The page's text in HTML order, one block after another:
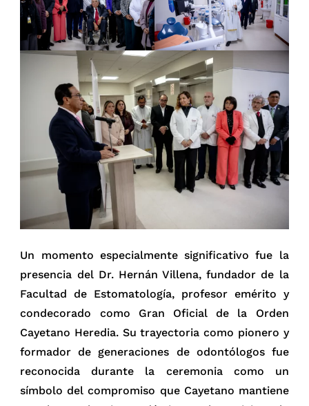
Un momento especialmente significativo fue la
presencia del Dr. Hernán Villena, fundador de la
Facultad de Estomatología, profesor emérito y
condecorado como Gran Oficial de la Orden
Cayetano Heredia. Su trayectoria como pionero y
formador de generaciones de odontólogos fue
reconocida durante la ceremonia como un
símbolo del compromiso que Cayetano mantiene